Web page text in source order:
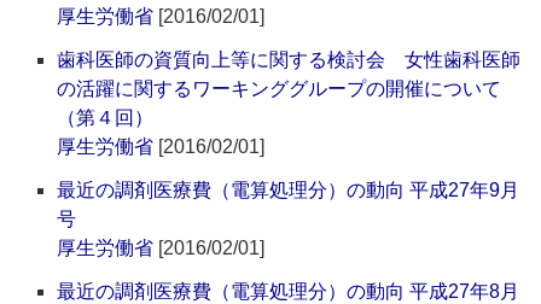
厚生労働省 [2016/02/01]
歯科医師の資質向上等に関する検討会 女性歯科医師
の活躍に関するワーキンググループの開催について
（第４回）
厚生労働省 [2016/02/01]
最近の調剤医療費（電算処理分）の動向 平成27年9月
号
厚生労働省 [2016/02/01]
最近の調剤医療費（電算処理分）の動向 平成27年8月